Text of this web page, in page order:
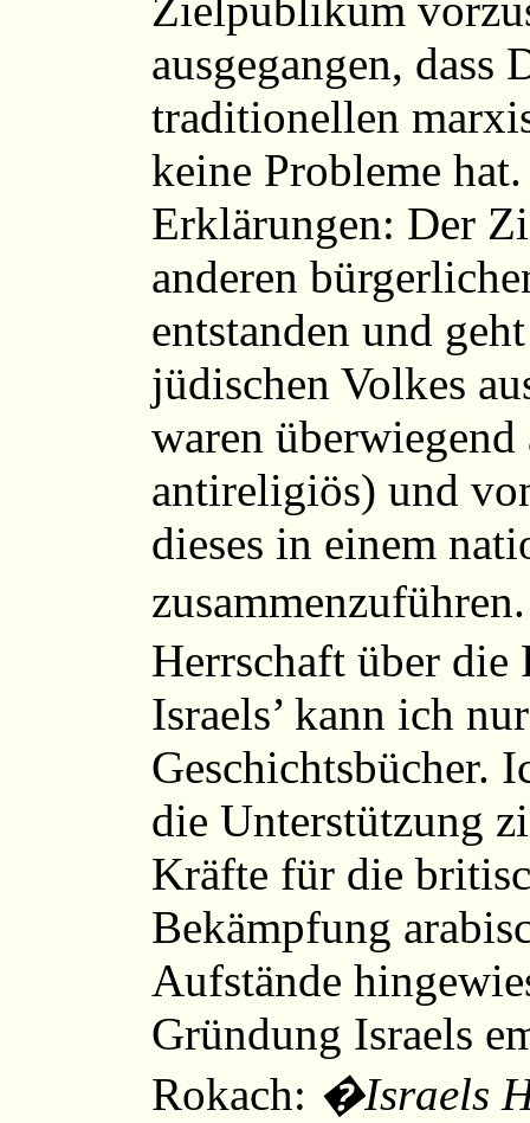
Zielpublikum
ausgegangen, dass
traditionellen
keine Probleme
Erklärungen: Der
anderen
entstanden und
jüdischen Volkes
waren überwiegend
antireligiös) und
dieses in einem
Herrschaft über
Israels’ kann ich
Geschichtsbücher.
die Unterstützung
Kräfte für die
Bekämpfung
Aufstände
Gründung Israels
Rokach: �Israels